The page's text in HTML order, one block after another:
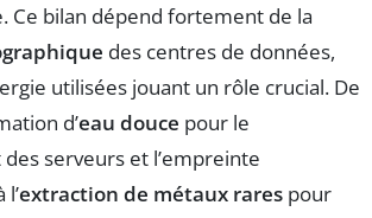
Ce bilan dépend fortement de la
des centres de données,
utilisées jouant un rôle crucial. De
d’eau douce pour le
serveurs et l’empreinte
extraction de métaux rares pour